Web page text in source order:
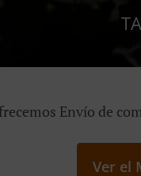
Envío de
Ver el